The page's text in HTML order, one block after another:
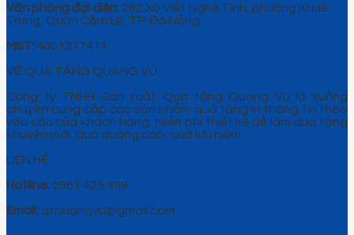
Văn phòng đại diện: 262 Xô Viết Nghệ Tĩnh, phường Khuê
Trung, Quận Cẩm Lệ, TP. Đà Nẵng.
MST: 4001217411
VỀ QUÀ TẶNG QUANG VŨ
Công ty TNHH Sản xuất Quà tặng Quang Vũ là xưởng
chuyên cung cấp các sản phẩm quà tặng in thông tin theo
yêu cầu của khách hàng, miễn phí thiết kế để làm quà tặng
khuyến mãi, quà quảng cáo, quà lưu niệm…
LIÊN HỆ
Hotline: 0961 425 999
Email: qtquangvu@gmail.com